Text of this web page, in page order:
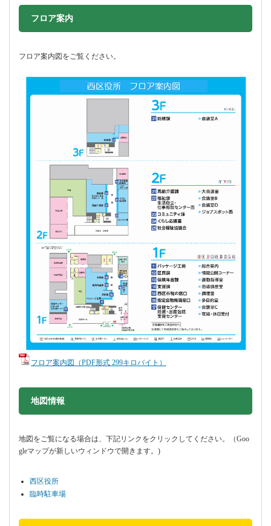
フロア案内
フロア案内図をご覧ください。
フロア案内図（PDF形式 299キロバイト）
地図情報
地図をご覧になる場合は、下記リンクをクリックしてください。（Goo
gleマップが新しいウィンドウで開きます。)
西区役所
臨時駐車場